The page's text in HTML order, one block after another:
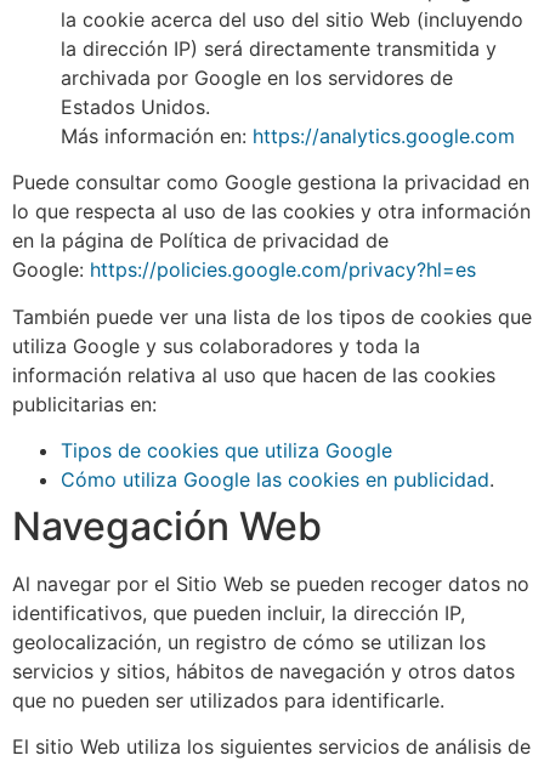
la cookie acerca del uso del sitio Web (incluyendo
la dirección IP) será directamente transmitida y
archivada por Google en los servidores de
Estados Unidos.
Más información en: https://analytics.google.com
Puede consultar como Google gestiona la privacidad en
lo que respecta al uso de las cookies y otra información
en la página de Política de privacidad de
Google: https://policies.google.com/privacy?hl=es
También puede ver una lista de los tipos de cookies que
utiliza Google y sus colaboradores y toda la
información relativa al uso que hacen de las cookies
publicitarias en:
Tipos de cookies que utiliza Google
Cómo utiliza Google las cookies en publicidad.
Navegación Web
Al navegar por el Sitio Web se pueden recoger datos no
identificativos, que pueden incluir, la dirección IP,
geolocalización, un registro de cómo se utilizan los
servicios y sitios, hábitos de navegación y otros datos
que no pueden ser utilizados para identificarle.
El sitio Web utiliza los siguientes servicios de análisis de